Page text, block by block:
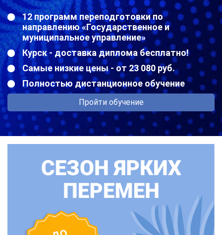
12 программ переподготовки по
направлению «Государственное и
муниципальное управление»
Курск - доставка диплома бесплатно!
Самые низкие цены - от 23 080 руб.
Полностью дистанционное обучение
Пройти обучение